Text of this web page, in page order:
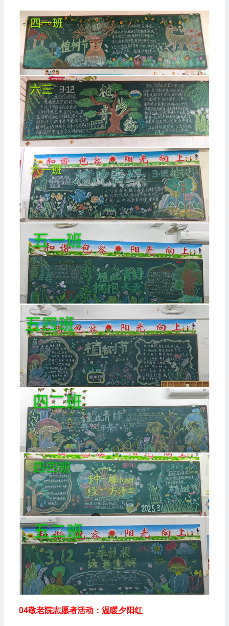
04敬老院志愿者活动：温暖夕阳红